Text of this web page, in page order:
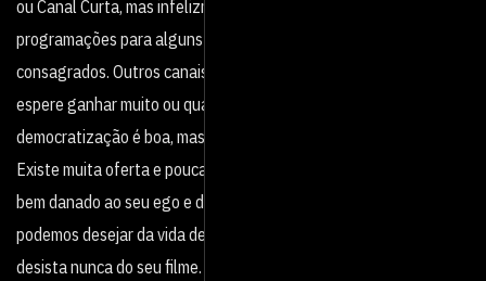
ou Canal Curta, mas infelizmente eles reservam suas
programações para alguns poucos iluminados, iniciados e
consagrados. Outros canais podem te aceitar, mas realmente não
espere ganhar muito ou qualquer dinheiro cedendo seu curta. A
democratização é boa, mas tem seus poréns e esse é um deles.
Existe muita oferta e pouca demanda. Mesmo assim, isso fará um
bem danado ao seu ego e divulgará seu trabalho. O que mais
podemos desejar da vida de cineastas independentes? Mas não
desista nunca do seu filme. E faça todos os “mandamentos”.